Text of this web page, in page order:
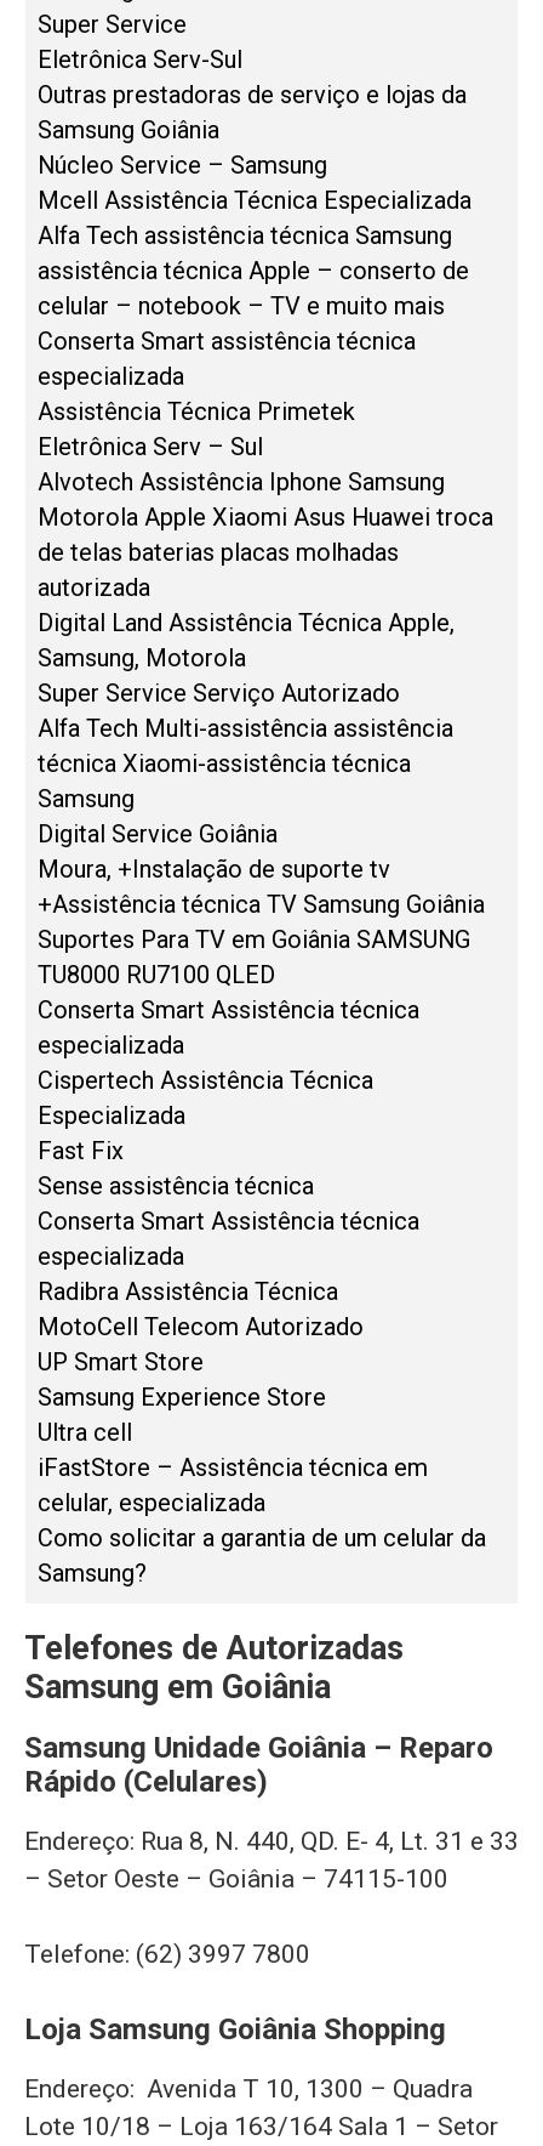
Super Service
Eletrônica Serv-Sul
Outras prestadoras de serviço e lojas da
Samsung Goiânia
Núcleo Service – Samsung
Mcell Assistência Técnica Especializada
Alfa Tech assistência técnica Samsung
assistência técnica Apple – conserto de
celular – notebook – TV e muito mais
Conserta Smart assistência técnica
especializada
Assistência Técnica Primetek
Eletrônica Serv – Sul
Alvotech Assistência Iphone Samsung
Motorola Apple Xiaomi Asus Huawei troca
de telas baterias placas molhadas
autorizada
Digital Land Assistência Técnica Apple,
Samsung, Motorola
Super Service Serviço Autorizado
Alfa Tech Multi-assistência assistência
técnica Xiaomi-assistência técnica
Samsung
Digital Service Goiânia
Moura, +Instalação de suporte tv
+Assistência técnica TV Samsung Goiânia
Suportes Para TV em Goiânia SAMSUNG
TU8000 RU7100 QLED
Conserta Smart Assistência técnica
especializada
Cispertech Assistência Técnica
Especializada
Fast Fix
Sense assistência técnica
Conserta Smart Assistência técnica
especializada
Radibra Assistência Técnica
MotoCell Telecom Autorizado
UP Smart Store
Samsung Experience Store
Ultra cell
iFastStore – Assistência técnica em
celular, especializada
Como solicitar a garantia de um celular da
Samsung?
Telefones de Autorizadas
Samsung em Goiânia
Samsung Unidade Goiânia – Reparo
Rápido (Celulares)
Endereço: Rua 8, N. 440, QD. E- 4, Lt. 31 e 33
– Setor Oeste – Goiânia – 74115-100
Telefone: (62) 3997 7800
Loja Samsung Goiânia Shopping
Endereço: Avenida T 10, 1300 – Quadra
Lote 10/18 – Loja 163/164 Sala 1 – Setor